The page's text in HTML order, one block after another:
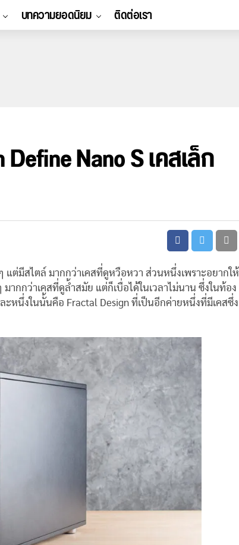
บทความยอดนิยม ติดต่อเรา
Nano S เคสเล็ก
ต่มีสไตล์ มากกว่าเคสที่ดูหวือหวา ส่วนหนึ่งเพราะอยากให้
ากกว่าเคสที่ดูล้ำสมัย แต่ก็เบื่อได้ในเวลาไม่นาน ซึ่งในท้อง
หนึ่งในนั้นคือ Fractal Design ที่เป็นอีกค่ายหนึ่งที่มีเคสซึ่ง